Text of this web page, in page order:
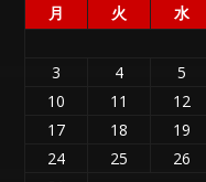
月
火 水
3
4 5
10
11 12
17
18 19
24
25 26